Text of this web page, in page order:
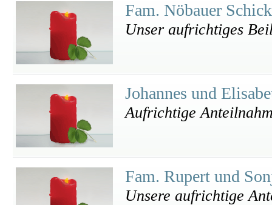
Fam. Nöbauer
Unser aufrichtiges
Johannes und
Aufrichtige
Fam. Rupert und
Unsere aufrichtige